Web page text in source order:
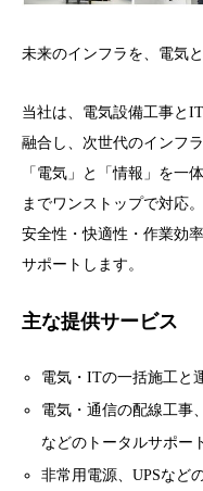
未来のインフラを、電気
当社は、電気設備工事と
融合し、次世代のインフ
「電気」と「情報」を一
までワンストップで対応。
安全性・快適性・作業効
サポートします。
主な提供サービス
電気・ITの一括施工と
電気・通信の配線工事
などのトータルサポー
非常用電源、UPSな